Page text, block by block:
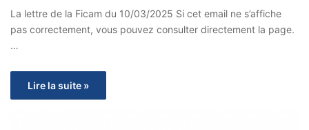
La lettre de la Ficam du 10/03/2025 Si cet email ne s’affiche
pas correctement, vous pouvez consulter directement la page.
…
Lire la suite »